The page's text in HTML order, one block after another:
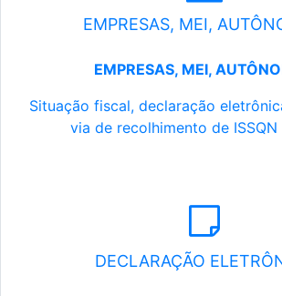
EMPRESAS, MEI,
EMPRESAS, MEI,
Situação fiscal, declaração
via de recolhimento de ISSQN
DECLARAÇÃO